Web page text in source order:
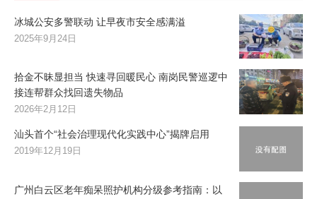
冰城公安多警联动 让早夜市安全感满溢
2025年9月24日
拾金不昧显担当 快速寻回暖民心 南岗民警巡逻中
接连帮群众找回遗失物品
2026年2月12日
汕头首个“社会治理现代化实践中心”揭牌启用
2019年12月19日
广州白云区老年痴呆照护机构分级参考指南：以